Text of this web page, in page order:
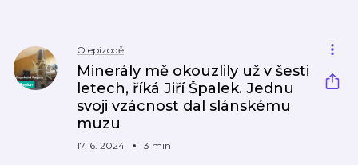
O epizodě
Minerály mě okouzlily už v šesti
letech, říká Jiří Špalek. Jednu
svoji vzácnost dal slánskému
muzu
17. 6. 2024 3 min